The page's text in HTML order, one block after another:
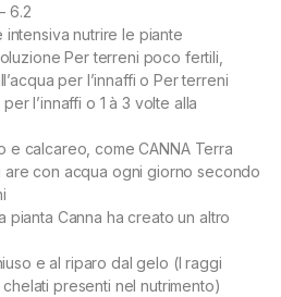
6.2
nutrire le piante
Per terreni poco fertili,
per l’innaffi o Per terreni
l’innaffi o 1 à 3 volte alla
e calcareo, come CANNA Terra
are con acqua ogni giorno secondo
pianta Canna ha creato un altro
e al riparo dal gelo (I raggi
presenti nel nutrimento)